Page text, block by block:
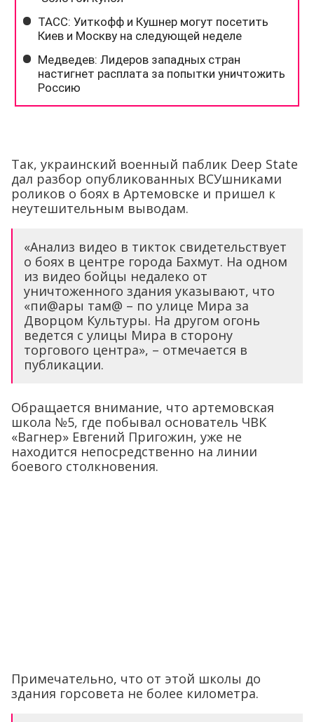
Так, украинский военный паблик Deep State
дал разбор опубликованных ВСУшниками
роликов о боях в Артемовске и пришел к
неутешительным выводам.
«Анализ видео в тикток свидетельствует
о боях в центре города Бахмут. На одном
из видео бойцы недалеко от
уничтоженного здания указывают, что
«пи@ары там@ – по улице Мира за
Дворцом Культуры. На другом огонь
ведется с улицы Мира в сторону
торгового центра», – отмечается в
публикации.
Обращается внимание, что артемовская
школа №5, где побывал основатель ЧВК
«Вагнер» Евгений Пригожин, уже не
находится непосредственно на линии
боевого столкновения.
Примечательно, что от этой школы до
здания горсовета не более километра.